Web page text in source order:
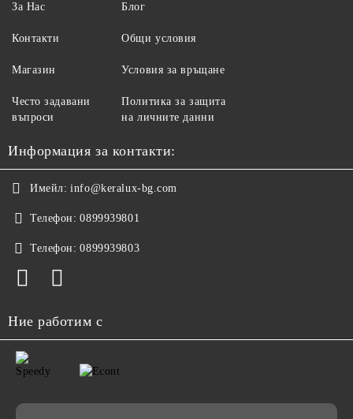
За Нас
Контакти
Магазин
Често задавани
въпроси
Блог
Общи условия
Условия за връщане
Политика за защита
на личните данни
Информация за контакти:
Имейл: info@keralux-bg.com
Телефон: 0899939801
Телефон: 0899939803
Ние работим с